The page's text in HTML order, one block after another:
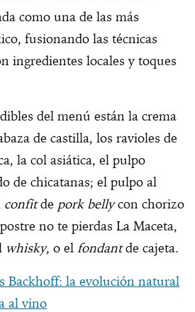
como una de las más
fusionando las técnicas
ingredientes locales y toques
del menú están la crema
de castilla, los ravioles de
la col asiática, el pulpo
de chicatanas; el pulpo al
confitde pork bellycon chorizo
no te pierdas La Maceta,
whisky, o el fondantde cajeta.
Backhoff: la evolución natural
al vino